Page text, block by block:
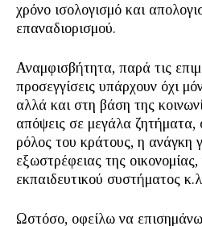
χρόνο ισολογισμό και
επαναδιορισμού.
Αναμφισβήτητα, παρά τις
προσεγγίσεις υπάρχουν όχι
αλλά και στη βάση της
απόψεις σε μεγάλα ζητήματα,
ρόλος του κράτους, η ανάγκη
εξωστρέφειας της
εκπαιδευτικού συστήματος
Ωστόσο, οφείλω να επισημάνω